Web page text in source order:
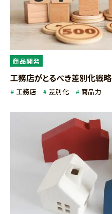
商品開発
工務店がとるべき差別化戦略
工務店 差別化 商品力